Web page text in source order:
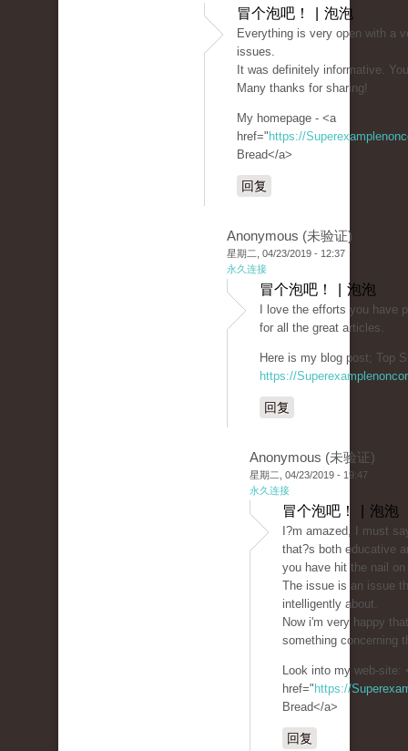
冒个泡吧！ | 泡泡
Everything is very open with a
issues.
It was definitely informative.
Many thanks for sharing!
My homepage - <a
href=" https://
Bread</a>
回复
Anonymous (未验证)
星期二, 04/23/2019 - 12:37
永久连接
冒个泡吧！ | 泡泡
I love the efforts you have
for all the great articles.
Here is my blog post; Top
https://
回复
Anonymous (未验证)
星期二, 04/23/2019 - 19:47
永久连接
冒个泡吧！ | 泡泡
I?m amazed, I must
that?s both educative
you have hit the nail
The issue is an issue
intelligently about.
Now i'm very happy
something concerning
Look into my web-site:
href=" https://
Bread</a>
回复